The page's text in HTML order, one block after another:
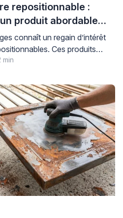
repositionnable :
produit abordable
connaît un regain d’intérêt
Ces produits
fenêtres et miroirs sans
économiques aux
peintures pour verre offrent
la luminosité
choix du bon produit
des […]
min